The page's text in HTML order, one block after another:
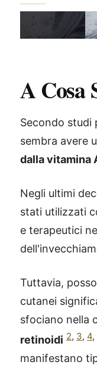
A Cosa
Secondo studi
sembra avere
dalla vitamina
Negli ultimi
stati utilizzati
e terapeutici
Tuttavia,
cutanei
sfociano nella
retinoidi 2, 3, 4,
manifestano